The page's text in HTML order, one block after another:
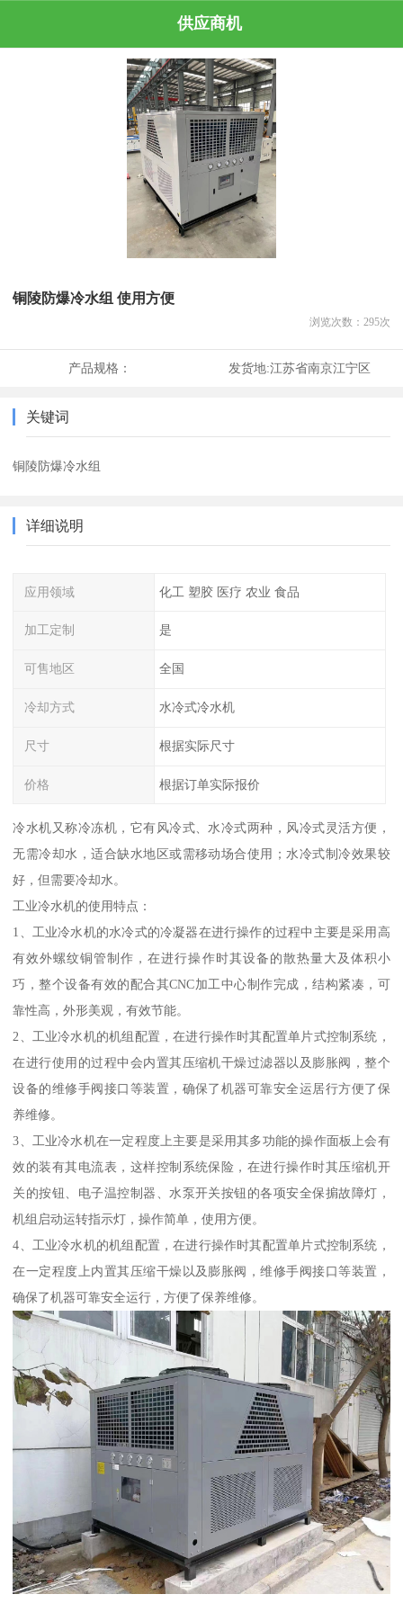
供应商机
铜陵防爆冷水组 使用方便
浏览次数： 295次
产品规格： 发货地:江苏省南京江宁区
关键词
铜陵防爆冷水组
详细说明
应用领域 化工 塑胶 医疗 农业 食品
加工定制 是
可售地区 全国
冷却方式 水冷式冷水机
尺寸 根据实际尺寸
价格 根据订单实际报价
冷水机又称冷冻机，它有风冷式、水冷式两种，风冷式灵活方便，
无需冷却水，适合缺水地区或需移动场合使用；水冷式制冷效果较
好，但需要冷却水。
工业冷水机的使用特点：
1、工业冷水机的水冷式的冷凝器在进行操作的过程中主要是采用高
有效外螺纹铜管制作，在进行操作时其设备的散热量大及体积小
巧，整个设备有效的配合其CNC加工中心制作完成，结构紧凑，可
靠性高，外形美观，有效节能。
2、工业冷水机的机组配置，在进行操作时其配置单片式控制系统，
在进行使用的过程中会内置其压缩机干燥过滤器以及膨胀阀，整个
设备的维修手阀接口等装置，确保了机器可靠安全运居行方便了保
养维修。
3、工业冷水机在一定程度上主要是采用其多功能的操作面板上会有
效的装有其电流表，这样控制系统保险，在进行操作时其压缩机开
关的按钮、电子温控制器、水泵开关按钮的各项安全保掮故障灯，
机组启动运转指示灯，操作简单，使用方便。
4、工业冷水机的机组配置，在进行操作时其配置单片式控制系统，
在一定程度上内置其压缩干燥以及膨胀阀，维修手阀接口等装置，
确保了机器可靠安全运行，方便了保养维修。